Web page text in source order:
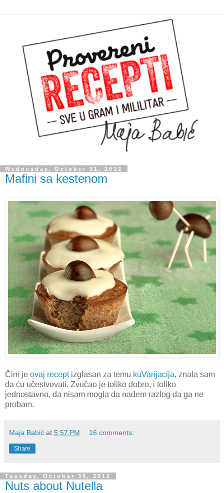
Wednesday, October 31, 2012
Mafini sa kestenom
Čim je ovaj receptizglasan za temu kuVarijacija, znala sam
da ću učestvovati. Zvučao je toliko dobro, i toliko
jednostavno, da nisam mogla da nađem razlog da ga ne
probam.
Maja Babić at 5:57 PM 16 comments:
Share
Tuesday, October 30, 2012
Nuts about Nutella